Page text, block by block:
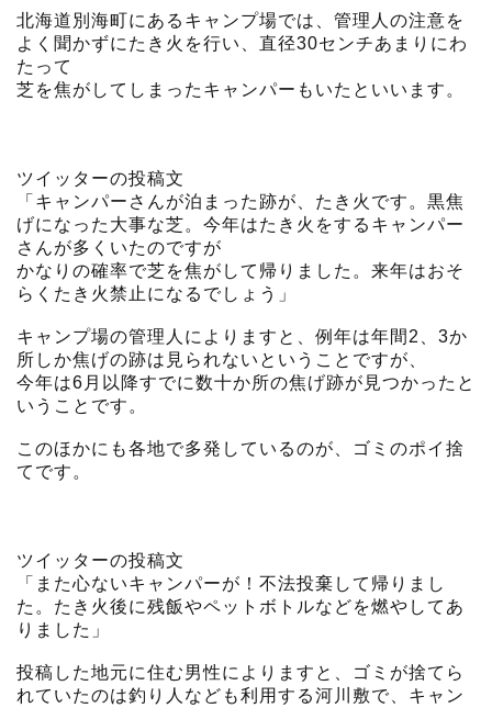
北海道別海町にあるキャンプ場では、管理人の注意を
よく聞かずにたき火を行い、直径30センチあまりにわ
たって
芝を焦がしてしまったキャンパーもいたといいます。
ツイッターの投稿文
「キャンパーさんが泊まった跡が、たき火です。黒焦
げになった大事な芝。今年はたき火をするキャンパー
さんが多くいたのですが
かなりの確率で芝を焦がして帰りました。来年はおそ
らくたき火禁止になるでしょう」
キャンプ場の管理人によりますと、例年は年間2、3か
所しか焦げの跡は見られないということですが、
今年は6月以降すでに数十か所の焦げ跡が見つかったと
いうことです。
このほかにも各地で多発しているのが、ゴミのポイ捨
てです。
ツイッターの投稿文
「また心ないキャンパーが！不法投棄して帰りまし
た。たき火後に残飯やペットボトルなどを燃やしてあ
りました」
投稿した地元に住む男性によりますと、ゴミが捨てら
れていたのは釣り人なども利用する河川敷で、キャン